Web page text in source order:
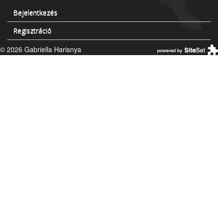
Bejelentkezés
Regisztráció
© 2026 Gabriella Harisnya